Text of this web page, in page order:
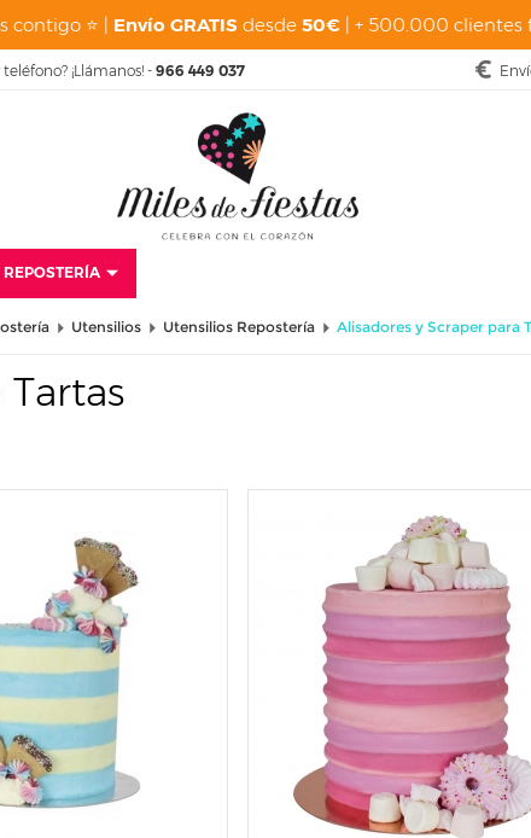
contigo ⭐ | Envío GRATIS desde 50€ | + 500.000
¡Llámanos! -966 449 037
REPOSTERÍA
Utensilios Utensilios Repostería Alisadores y Scraper para